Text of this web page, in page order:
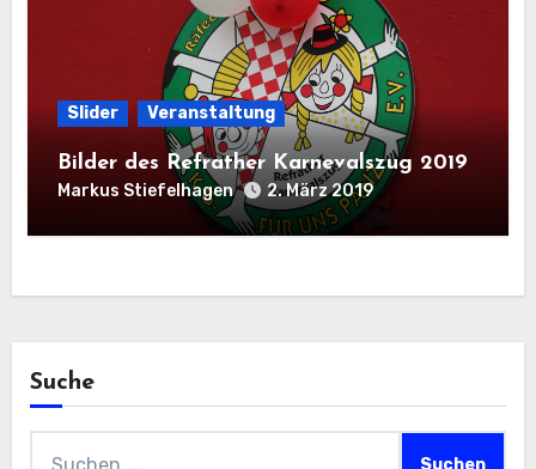
Slider Veranstaltung
Bilder des Refrather Karnevalszug 2019
Markus Stiefelhagen 2. März 2019
Suche